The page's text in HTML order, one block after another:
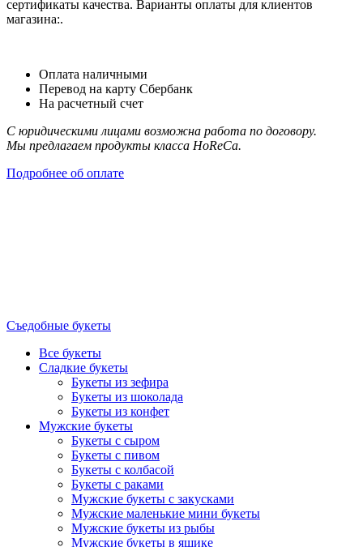
сертификаты качества. Варианты оплаты для клиентов
магазина:.
Оплата наличными
Перевод на карту Сбербанк
На расчетный счет
С юридическими лицами возможна работа по договору.
Мы предлагаем продукты класса HoReCa.
Подробнее об оплате
Съедобные букеты
Все букеты
Сладкие букеты
Букеты из зефира
Букеты из шоколада
Букеты из конфет
Мужские букеты
Букеты с сыром
Букеты с пивом
Букеты с колбасой
Букеты с раками
Мужские букеты с закусками
Мужские маленькие мини букеты
Мужские букеты из рыбы
Мужские букеты в ящике